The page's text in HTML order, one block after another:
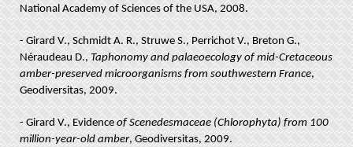
National Academy of Sciences of the USA, 2008.
- Girard V., Schmidt A. R., Struwe S., Perrichot V., Breton G.,
Néraudeau D.,Taphonomy and palaeoecology of mid-Cretaceous
amber-preserved microorganisms from southwestern France,
Geodiversitas, 2009.
- Girard V., Evidenceof Scenedesmaceae (Chlorophyta) from 100
million-year-old amber, Geodiversitas, 2009.